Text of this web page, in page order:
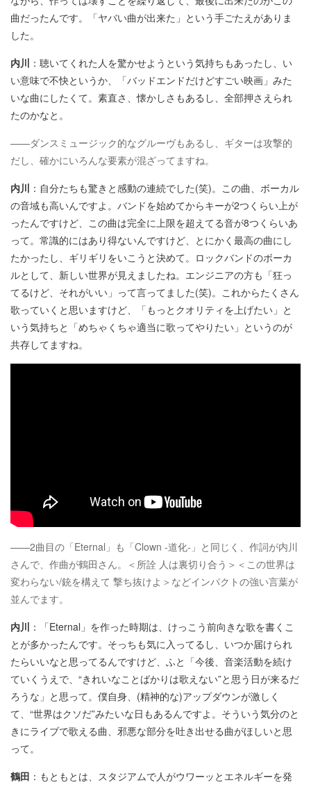
曲だったんです。「ヤバい曲が出来た」という手ごたえがありま
した。
内川 ：聴いてくれた人を驚かせようという気持ちもあったし、い
い意味で不快というか、「バッドエンドだけどすごい映画」みた
いな曲にしたくて。素直さ、懐かしさもあるし、全部押さえられ
たのかなと。
——ダンスミュージック的なグルーヴもあるし、ギターは攻撃的
だし、確かにいろんな要素が混ざってますね。
内川 ：自分たちも驚きと感動の連続でした(笑)。この曲、ボーカル
の音域も高いんですよ。バンドを始めてからキーが2つくらい上が
ったんですけど、この曲は完全に上限を超えてる音が8つくらいあ
って。常識的にはあり得ないんですけど、とにかく最高の曲にし
たかったし、ギリギリをいこうと決めて。ロックバンドのボーカ
ルとして、新しい世界が見えましたね。エンジニアの方も「狂っ
てるけど、それがいい」って言ってました(笑)。これからたくさん
歌っていくと思いますけど、「もっとクオリティを上げたい」と
いう気持ちと「めちゃくちゃ適当に歌ってやりたい」というのが
共存してますね。
——2曲目の「Eternal」も「Clown -道化-」と同じく、作詞が内川
さんで、作曲が鶴田さん。＜所詮 人は裏切り合う＞＜この世界は
変わらない/銃を構えて 撃ち抜けよ＞などインパクトの強い言葉が
並んでます。
内川 ：「Eternal」を作った時期は、けっこう前向きな歌を書くこ
とが多かったんです。そっちも気に入ってるし、いつか届けられ
たらいいなと思ってるんですけど、ふと「今後、音楽活動を続け
ていくうえで、“きれいなことばかりは歌えない”と思う日が来るだ
ろうな」と思って。僕自身、(精神的な)アップダウンが激しく
て、“世界はクソだ”みたいな日もあるんですよ。そういう気分のと
きにライブで歌える曲、邪悪な部分を吐き出せる曲がほしいと思
って。
鶴田 ：もともとは、スタジアムで人がウワーッとエネルギーを発